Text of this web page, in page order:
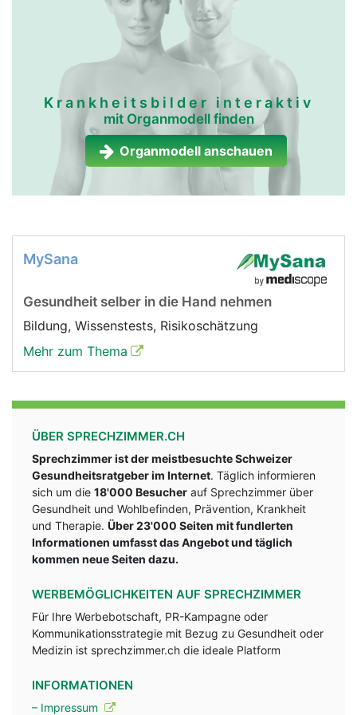
Krankheitsbilder interaktiv
mit Organmodell finden
Organmodell anschauen
MySana
Gesundheit selber in die Hand nehmen
Bildung, Wissenstests, Risikoschätzung
Mehr zum Thema
ÜBER SPRECHZIMMER.CH
Sprechzimmer ist der meistbesuchte Schweizer
Gesundheitsratgeber im Internet. Täglich informieren
sich um die 18'000 Besucher auf Sprechzimmer über
Gesundheit und Wohlbefinden, Prävention, Krankheit
und Therapie. Über 23'000 Seiten mit fundlerten
Informationen umfasst das Angebot und täglich
kommen neue Seiten dazu.
WERBEMÖGLICHKEITEN AUF SPRECHZIMMER
Für Ihre Werbebotschaft, PR-Kampagne oder
Kommunikationsstrategie mit Bezug zu Gesundheit oder
Medizin ist sprechzimmer.ch die ideale Platform
INFORMATIONEN
– Impressum